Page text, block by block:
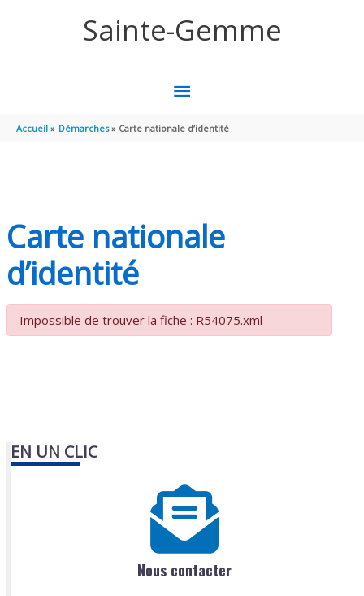
Sainte-Gemme
MENU
PRINCIPAL
Accueil Démarches Carte nationale d’identité
Carte nationale
d’identité
Impossible de trouver la fiche : R54075.xml
EN UN CLIC
Nous contacter